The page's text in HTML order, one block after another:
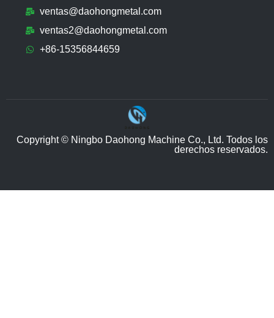
ventas@daohongmetal.com
ventas2@daohongmetal.com
+86-15356844659
Copyright © Ningbo Daohong Machine Co., Ltd. Todos los
derechos reservados.